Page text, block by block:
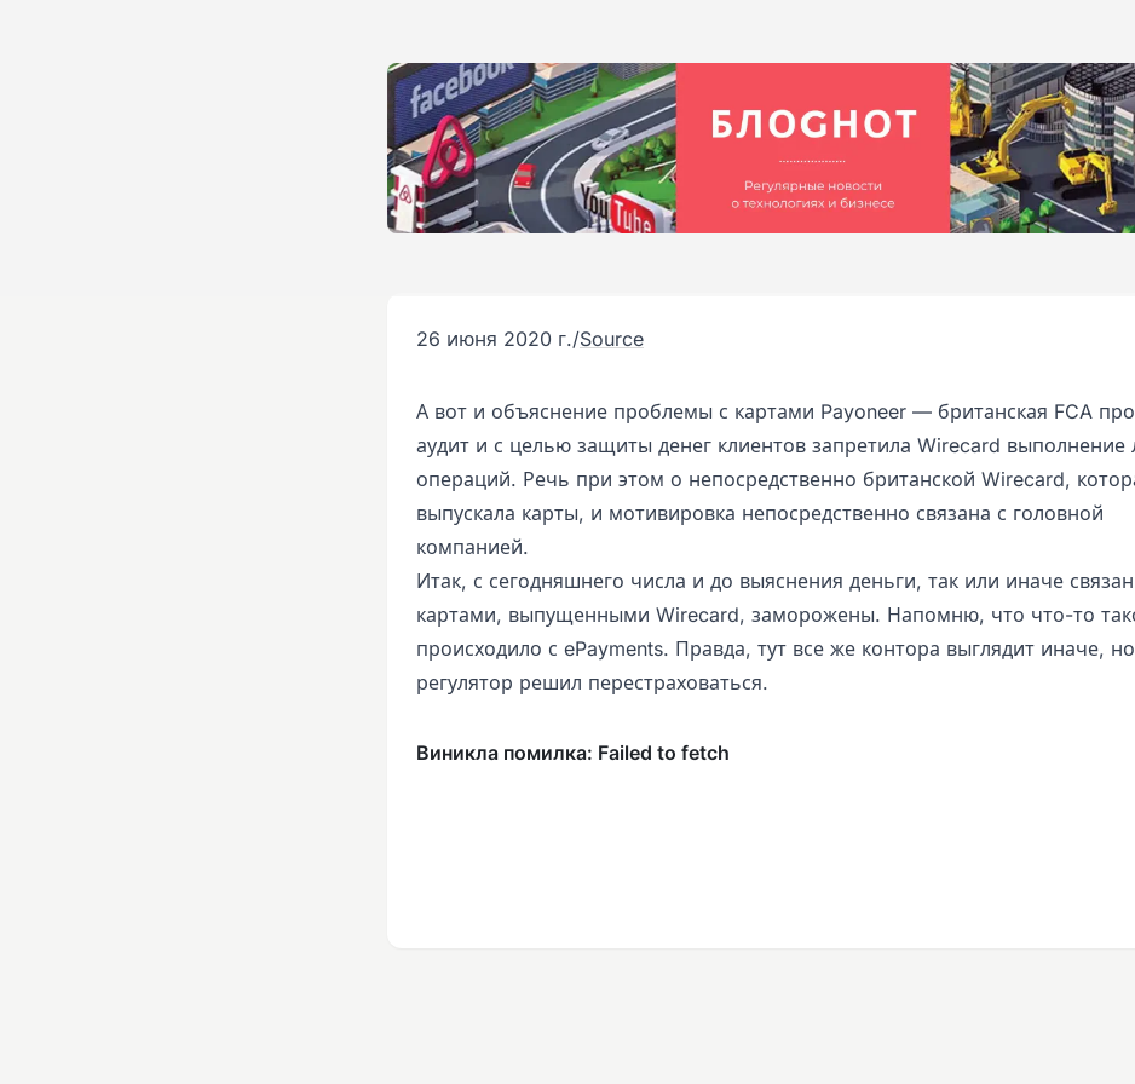
26 июня 2020 г./Source
А вот и объяснение проблемы с картами Payoneer — британская FCA
аудит и с целью защиты денег клиентов запретила Wirecard
операций. Речь при этом о непосредственно британской Wirecard,
выпускала карты, и мотивировка непосредственно связана с головной
компанией.
Итак, с сегодняшнего числа и до выяснения деньги, так или иначе
картами, выпущенными Wirecard, заморожены. Напомню, что что-то
происходило с ePayments. Правда, тут все же контора выглядит иначе, но
регулятор решил перестраховаться.